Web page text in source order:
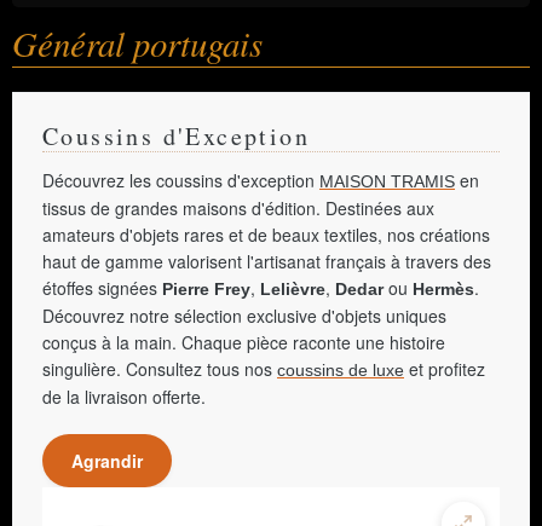
Général portugais
Coussins d'Exception
Découvrez les coussins d'exception MAISON TRAMIS en
tissus de grandes maisons d'édition. Destinées aux
amateurs d'objets rares et de beaux textiles, nos créations
haut de gamme valorisent l'artisanat français à travers des
étoffes signées Pierre Frey, Lelièvre, Dedarou Hermès.
Découvrez notre sélection exclusive d'objets uniques
conçus à la main. Chaque pièce raconte une histoire
singulière. Consultez tous nos coussins de luxe et profitez
de la livraison offerte.
Agrandir